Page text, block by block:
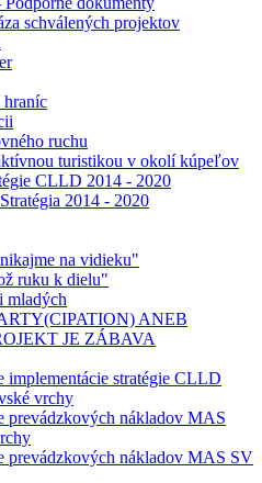
schválených projektov
hraníc
ruchu
turistikou v okolí kúpeľov
CLLD 2014 - 2020
Stratégia 2014 - 2020
na vidieku"
ruku k dielu"
mladých
ANEB
JE ZÁBAVA
implementácie stratégie CLLD
vrchy
prevádzkových nákladov MAS
prevádzkových nákladov MAS SV